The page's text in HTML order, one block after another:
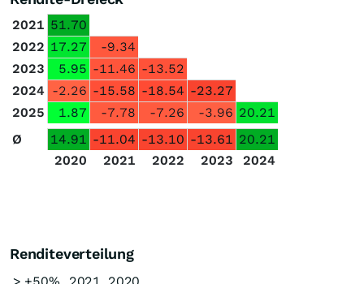
2021 51.70
2022 17.27
-9.34
2023
5.95 -11.46 -13.52
2024 -2.26 -15.58 -18.54 -23.27
2025
1.87 -7.78 -7.26 -3.96 20.21
Ø
14.91 -11.04 -13.10 -13.61 20.21
2020
2021 2022 2023 2024
Renditeverteilung